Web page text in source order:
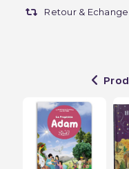
Retour & Echange